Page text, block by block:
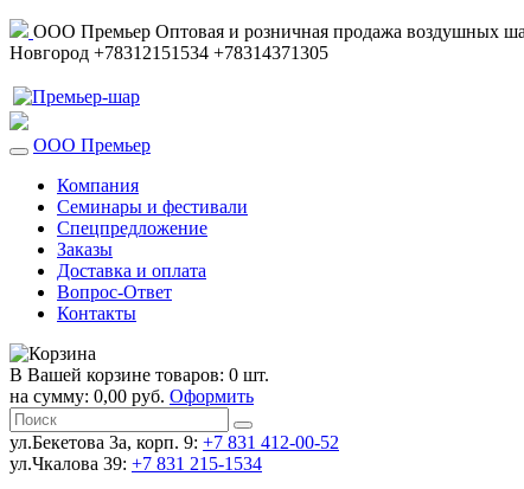
ООО Премьер Оптовая и розничная продажа воздушных
Новгород +78312151534 +78314371305
ООО Премьер
Компания
Семинары и фестивали
Спецпредложение
Заказы
Доставка и оплата
Вопрос-Ответ
Контакты
В Вашей корзине товаров: 0 шт.
на сумму: 0,00 руб. Оформить
ул.Бекетова 3а, корп. 9: +7 831 412-00-52
ул.Чкалова 39: +7 831 215-1534